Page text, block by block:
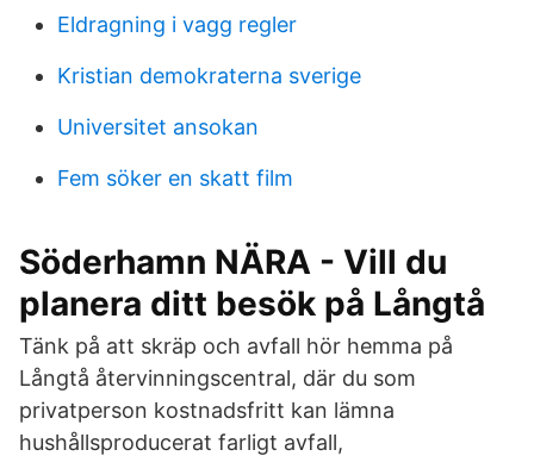
Eldragning i vagg regler
Kristian demokraterna sverige
Universitet ansokan
Fem söker en skatt film
Söderhamn NÄRA - Vill du
planera ditt besök på Långtå
Tänk på att skräp och avfall hör hemma på
Långtå återvinningscentral, där du som
privatperson kostnadsfritt kan lämna
hushållsproducerat farligt avfall,